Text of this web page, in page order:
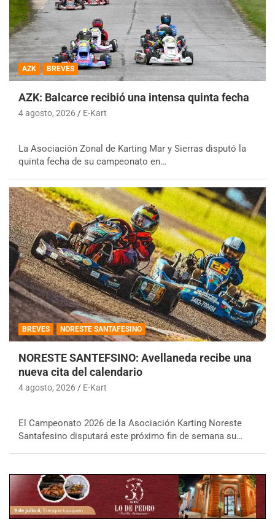
AZK BREVES
AZK: Balcarce recibió una intensa quinta fecha
4 agosto, 2026 E-Kart
La Asociación Zonal de Karting Mar y Sierras disputó la
quinta fecha de su campeonato en…
BREVES NORESTE SANTAFESINO
NORESTE SANTEFSINO: Avellaneda recibe una
nueva cita del calendario
4 agosto, 2026 E-Kart
El Campeonato 2026 de la Asociación Karting Noreste
Santafesino disputará este próximo fin de semana su…